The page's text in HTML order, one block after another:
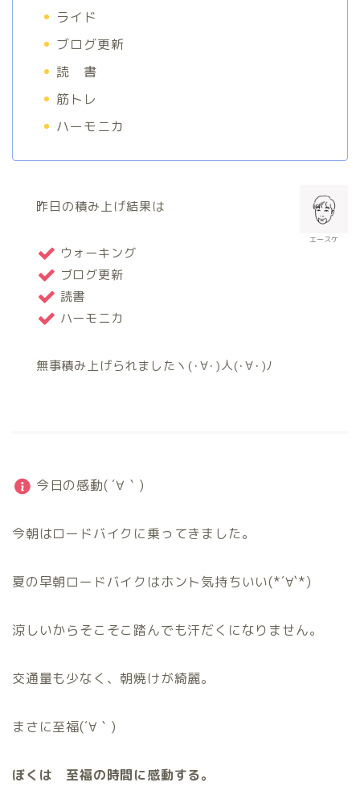
ライド
ブログ更新
読 書
筋トレ
ハーモニカ
エースケ
昨日の積み上げ結果は
ウォーキング
ブログ更新
読書
ハーモニカ
無事積み上げられましたヽ(･∀･)人(･∀･)ﾉ
今日の感動( ´∀｀)
今朝はロードバイクに乗ってきました。
夏の早朝ロードバイクはホント気持ちいい(*´∀`*)
涼しいからそこそこ踏んでも汗だくになりません。
交通量も少なく、朝焼けが綺麗。
まさに至福(´∀｀)
ぼくは 至福の時間に感動する。